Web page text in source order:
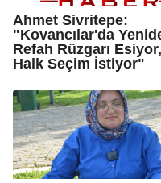
Ahmet Sivritepe:
"Kovancılar'da
Refah Rüzgarı Esiyor,
Halk Seçim İstiyor"